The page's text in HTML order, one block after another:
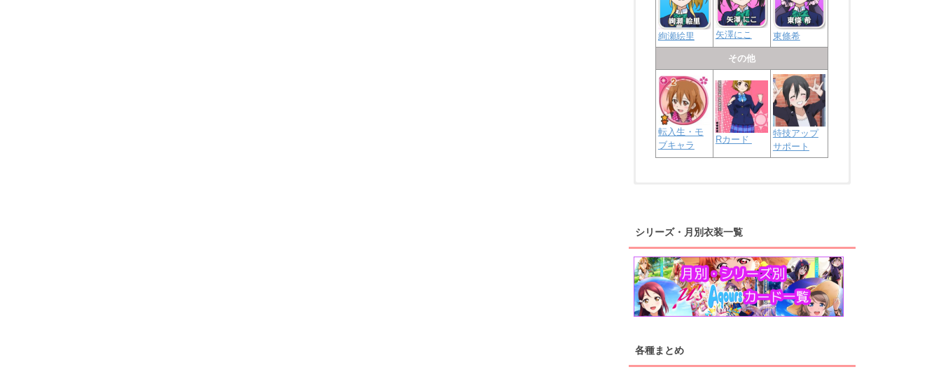
絢瀬絵里 矢澤にこ 東條希
その他
転入生・モ
ブキャラ
Rカード
特技アップ
サポート
桜内梨子 高海千歌 渡辺曜
浦の星女学院1年生
上原歩夢 宮下愛 優木せつ菜
虹ヶ咲学園1年生
シリーズ・月別衣装一覧
各種まとめ